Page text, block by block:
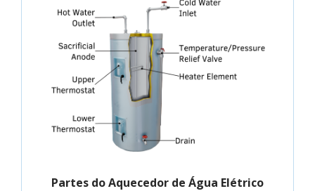
Partes do Aquecedor de Água Elétrico